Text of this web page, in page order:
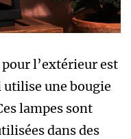
pour l’extérieur est
une bougie
lampes sont
dans des